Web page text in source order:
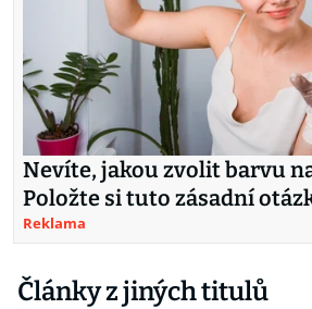
Nevíte, jakou zvolit barvu
Položte si tuto zásadní
Reklama
Články z jiných titulů